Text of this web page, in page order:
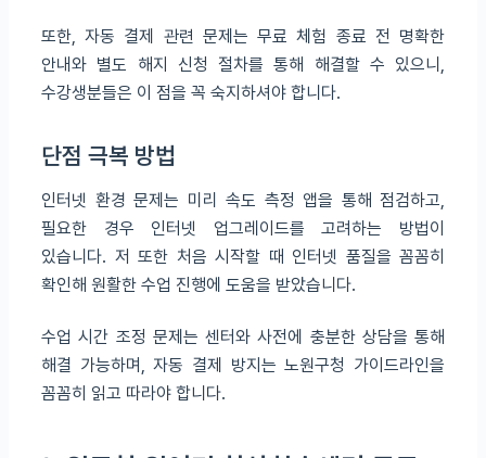
또한, 자동 결제 관련 문제는 무료 체험 종료 전 명확한
안내와 별도 해지 신청 절차를 통해 해결할 수 있으니,
수강생분들은 이 점을 꼭 숙지하셔야 합니다.
단점 극복 방법
인터넷 환경 문제는 미리 속도 측정 앱을 통해 점검하고,
필요한 경우 인터넷 업그레이드를 고려하는 방법이
있습니다. 저 또한 처음 시작할 때 인터넷 품질을 꼼꼼히
확인해 원활한 수업 진행에 도움을 받았습니다.
수업 시간 조정 문제는 센터와 사전에 충분한 상담을 통해
해결 가능하며, 자동 결제 방지는 노원구청 가이드라인을
꼼꼼히 읽고 따라야 합니다.